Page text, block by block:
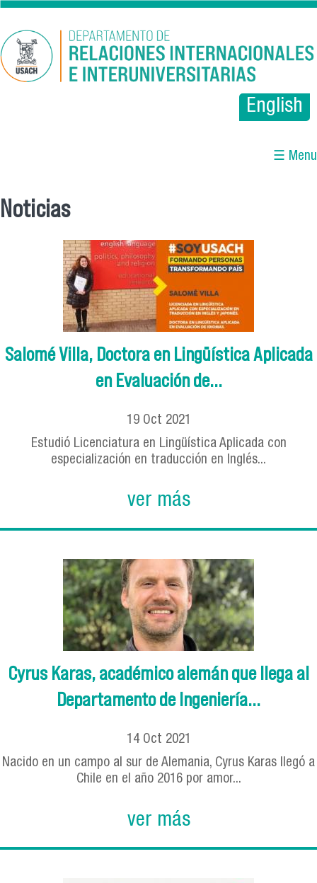
Pasar al contenido principal
English
☰ Menu
Noticias
Salomé Villa, Doctora en Lingüística Aplicada
en Evaluación de...
19 Oct 2021
Estudió Licenciatura en Lingüística Aplicada con
especialización en traducción en Inglés...
ver más
Cyrus Karas, académico alemán que llega al
Departamento de Ingeniería...
14 Oct 2021
Nacido en un campo al sur de Alemania, Cyrus Karas llegó a
Chile en el año 2016 por amor...
ver más